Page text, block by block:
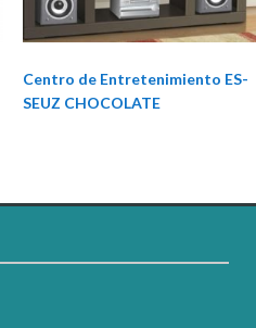
Centro de Entretenimiento ES-
SEUZ CHOCOLATE